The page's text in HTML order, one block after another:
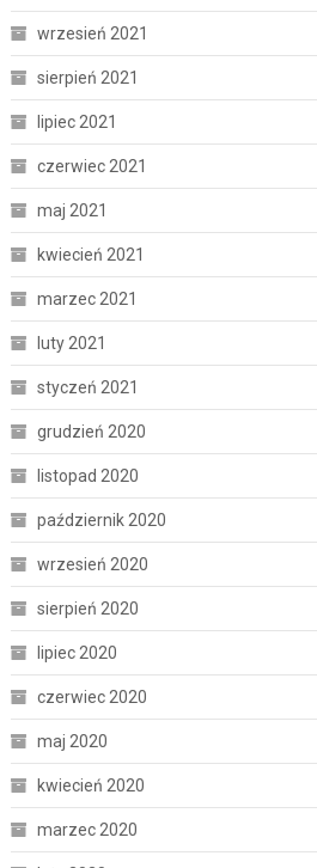
wrzesień 2021
sierpień 2021
lipiec 2021
czerwiec 2021
maj 2021
kwiecień 2021
marzec 2021
luty 2021
styczeń 2021
grudzień 2020
listopad 2020
październik 2020
wrzesień 2020
sierpień 2020
lipiec 2020
czerwiec 2020
maj 2020
kwiecień 2020
marzec 2020